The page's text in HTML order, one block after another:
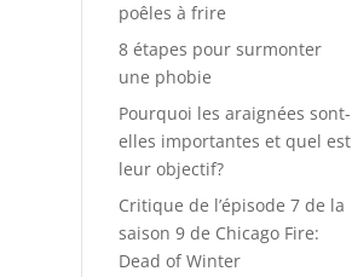
poêles à frire
8 étapes pour surmonter
une phobie
Pourquoi les araignées sont-
elles importantes et quel est
leur objectif?
Critique de l’épisode 7 de la
saison 9 de Chicago Fire:
Dead of Winter